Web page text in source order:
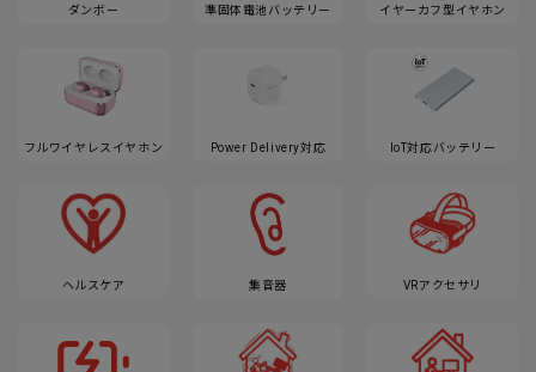
ダンボー 準固体電池バッテリー イヤーカフ型イヤホン
フルワイヤレスイヤホン Power Delivery対応 IoT対応バッテリー
ヘルスケア 集音器 VRアクセサリ